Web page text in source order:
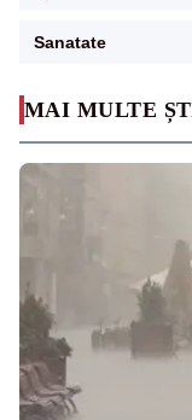
MAI MULTE
Sanatate